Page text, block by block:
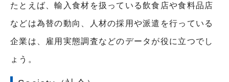
たとえば、輸入食材を扱っている飲食店や食料品店
などは為替の動向、人材の採用や派遣を行っている
企業は、雇用実態調査などのデータが役に立つでし
ょう。